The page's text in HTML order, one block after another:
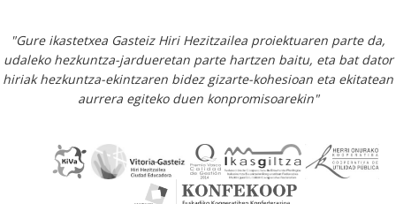
"Gure ikastetxea Gasteiz Hiri Hezitzailea proiektuaren parte da,
udaleko hezkuntza-jardueretan parte hartzen baitu, eta bat dator
hiriak hezkuntza-ekintzaren bidez gizarte-kohesioan eta ekitatean
aurrera egiteko duen konpromisoarekin"